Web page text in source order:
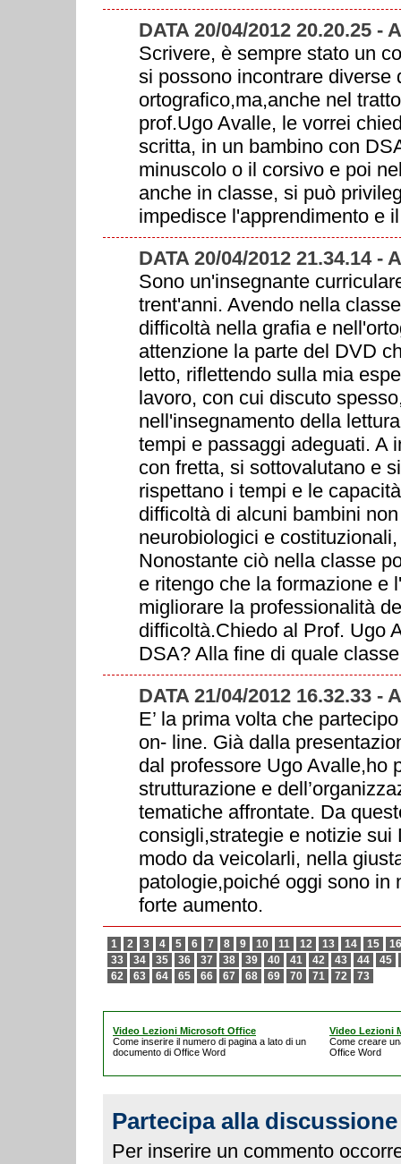
DATA 20/04/2012 20.20.25 -
Scrivere, è sempre stato un
si possono incontrare diverse
ortografico,ma,anche nel
prof.Ugo Avalle, le vorrei
scritta, in un bambino con
minuscolo o il corsivo e poi
anche in classe, si può
impedisce l'apprendimento e
DATA 20/04/2012 21.34.14 -
Sono un'insegnante
trent'anni. Avendo nella
difficoltà nella grafia e
attenzione la parte del DVD
letto, riflettendo sulla mia
lavoro, con cui discuto
nell'insegnamento della
tempi e passaggi adeguati. A
con fretta, si sottovalutano e
rispettano i tempi e le
difficoltà di alcuni bambini
neurobiologici e
Nonostante ciò nella classe
e ritengo che la formazione e
migliorare la professionalità
difficoltà.Chiedo al Prof. Ugo
DSA? Alla fine di quale
DATA 21/04/2012 16.32.33 -
E’ la prima volta che
on- line. Già dalla
dal professore Ugo Avalle,ho
strutturazione e
tematiche affrontate. Da
consigli,strategie e notizie sui
modo da veicolarli, nella
patologie,poiché oggi sono in
forte aumento.
1 2 3 4 5 6 7 8 9 10 11 12 13 14 15
16
33
34 35 36 37 38 39 40 41 42 43 44
45
62
63 64 65 66 67 68 69 70 71 72 73
Video Lezioni Microsoft Office
Come inserire il numero di pagina a lato di un
documento di Office Word
Video Lezioni
Come creare
Office Word
Partecipa alla discussione
Per inserire un commento